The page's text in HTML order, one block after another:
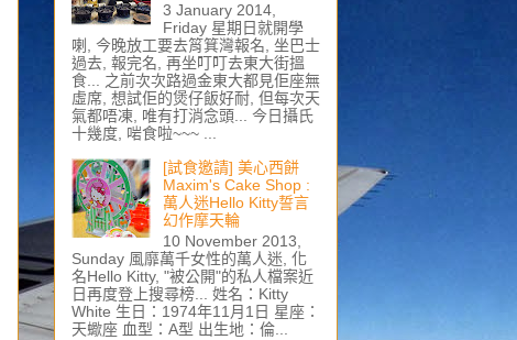
3 January 2014,
Friday 星期日就開學
喇, 今晚放工要去筲箕灣報名, 坐巴士
過去, 報完名, 再坐叮叮去東大街搵
食... 之前次次路過金東大都見佢座無
虛席, 想試佢的煲仔飯好耐, 但每次天
氣都唔凍, 唯有打消念頭... 今日攝氏
十幾度, 啱食啦~~~ ...
[試食邀請] 美心西餅
Maxim's Cake Shop :
萬人迷Hello Kitty誓言
幻作摩天輪
10 November 2013,
Sunday 風靡萬千女性的萬人迷, 化
名Hello Kitty, "被公開"的私人檔案近
日再度登上搜尋榜... 姓名：Kitty
White 生日：1974年11月1日 星座：
天蠍座 血型：A型 出生地：倫...